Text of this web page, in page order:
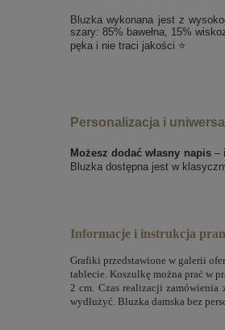
Bluzka wykonana jest z
szary: 85% bawełna, 15%
pęka i nie traci jakości ⭐
Personalizacja i
Możesz dodać własny napis–
Bluzka dostępna jest w
Informacje i instrukcja
Grafiki przedstawione w galerii
tablecie. Koszulkę można prać w
2 cm. Czas realizacji
wydłużyć. Bluzka damska bez